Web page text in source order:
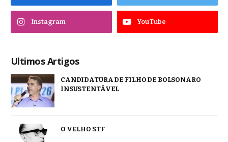
Instagram YouTube
Ultimos Artigos
CANDIDATURA DE FILHO DE BOLSONARO
INSUSTENTÁVEL
O VELHO STF